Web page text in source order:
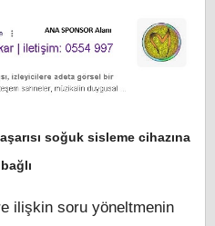
soğuk sisleme cihazına
ilişkin soru yöneltmenin